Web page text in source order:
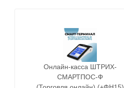
Онлайн-касса ШТРИХ-
СМАРТПОС-Ф